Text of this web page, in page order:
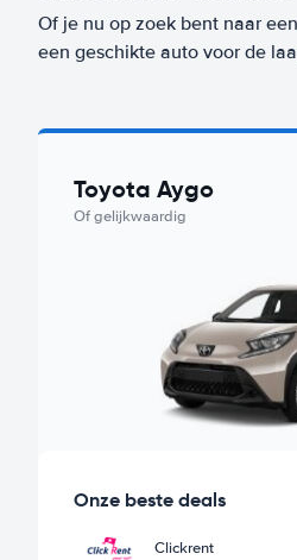
Of je nu op zoek bent naar
een geschikte auto voor de
Toyota Aygo
Of gelijkwaardig
Onze beste deals
Clickrent